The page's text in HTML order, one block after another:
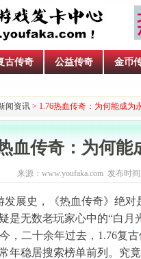
古传奇 公益传奇 金币
闻资讯 > 1.76热血传奇：为何能成为
血传奇：为何能
来源：www.youfaka.com 发布时
发展史，《热血传奇》绝对
疑是无数老玩家心中的“白
，二十余年过去，1.76复
年稳居搜索榜单前列。究